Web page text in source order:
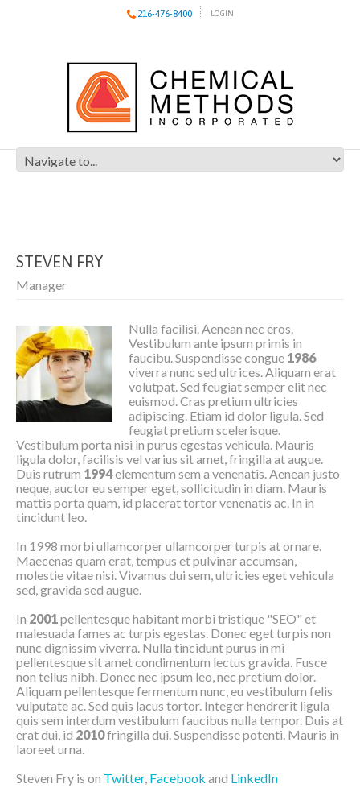
216-476-8400 LOGIN
STEVEN FRY
Manager
Nulla facilisi. Aenean nec eros.
Vestibulum ante ipsum primis in
faucibu. Suspendisse congue 1986
viverra nunc sed ultrices. Aliquam erat
volutpat. Sed feugiat semper elit nec
euismod. Cras pretium ultricies
adipiscing. Etiam id dolor ligula. Sed
feugiat pretium scelerisque.
Vestibulum porta nisi in purus egestas vehicula. Mauris
ligula dolor, facilisis vel varius sit amet, fringilla at augue.
Duis rutrum 1994elementum sem a venenatis. Aenean justo
neque, auctor eu semper eget, sollicitudin in diam. Mauris
mattis porta quam, id placerat tortor venenatis ac. In in
tincidunt leo.
In 1998 morbi ullamcorper ullamcorper turpis at ornare.
Maecenas quam erat, tempus et pulvinar accumsan,
molestie vitae nisi. Vivamus dui sem, ultricies eget vehicula
sed, gravida sed augue.
In 2001pellentesque habitant morbi tristique "SEO" et
malesuada fames ac turpis egestas. Donec eget turpis non
nunc dignissim viverra. Nulla tincidunt purus in mi
pellentesque sit amet condimentum lectus gravida. Fusce
non tellus nibh. Donec nec ipsum leo, nec pretium dolor.
Aliquam pellentesque fermentum nunc, eu vestibulum felis
vulputate ac. Sed quis lacus tortor. Integer hendrerit ligula
quis sem interdum vestibulum faucibus nulla tempor. Duis at
erat dui, id 2010fringilla dui. Suspendisse potenti. Mauris in
laoreet urna.
Steven Fry is on Twitter, Facebook and LinkedIn